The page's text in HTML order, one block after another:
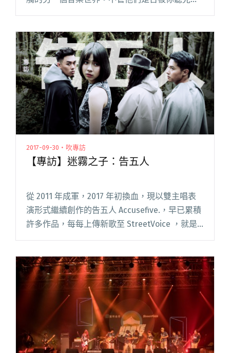
好多音樂 forgood mu閱讀全文 "魏如萱、柯智棠
到學校唱歌給你聽 《2017 ​好多音樂校園演唱會》
即將開賣"
2017-09-30・吹專訪
【專訪】迷霧之子：告五人
從 2011 年成軍，2017 年初換血，現以雙主唱表
演形式繼續創作的告五人 Accusefive.，早已累積
許多作品，每每上傳新歌至 StreetVoice ，就是
排行榜常勝軍。 年初至小河岸看他們演出，已是
"【專訪】迷霧之子：告五人"